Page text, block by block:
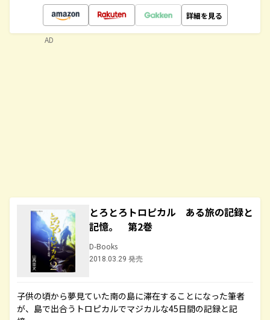
詳細を見る
とろとろトロピカル ある旅の記録と
記憶。 第2巻
D-Books
2018.03.29 発売
子供の頃から夢見ていた南の島に滞在することになった筆者
が、島で出合うトロピカルでマジカルな45日間の記録と記
AD